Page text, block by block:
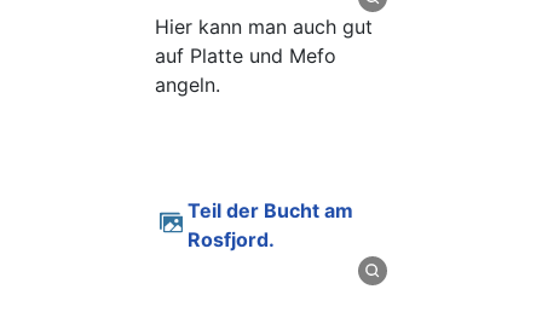
Hier kann man auch gut
auf Platte und Mefo
angeln.
Teil der Bucht am
Rosfjord.